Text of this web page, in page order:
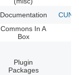
Documentation
Commons In A
Box
Plugin
Packages